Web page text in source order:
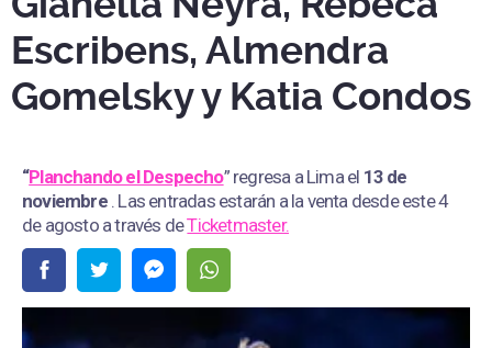
Escribens, Almendra
Gomelsky y Katia Condos
“Planchando el Despecho” regresa a Lima el 13 de
noviembre . Las entradas estarán a la venta desde este 4
de agosto a través deTicketmaster.